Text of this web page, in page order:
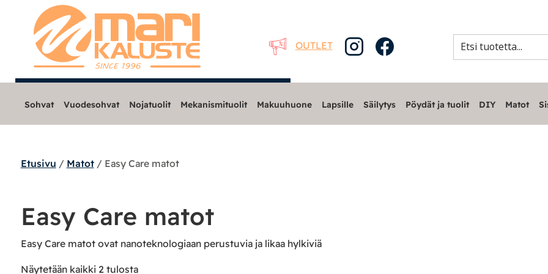
OUTLET
Sohvat
Nojatuolit
Mekanismituolit
Sohvat Vuodesohvat Nojatuolit Mekanismituolit Makuuhuone Lapsille Säilytys Pöydät ja tuolit DIY Matot
Etusivu / Matot/ Easy Care matot
Easy Care matot
Easy Care matot ovat nanoteknologiaan perustuvia ja likaa hylkiviä
Näytetään kaikki 2 tulosta